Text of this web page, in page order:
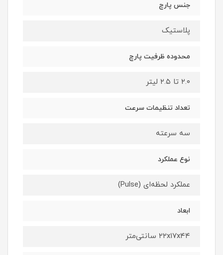
جنس پارچ
پلاستیک
محدوده ظرفیت پارچ
۲.۰ تا ۲.۵ لیتر
تعداد تنظیمات سرعت
سه سرعته
نوع عملکرد
عملکرد لحظه‌ای (Pulse)
ابعاد
۲۲x۱۷x۴۴ سانتی‌متر